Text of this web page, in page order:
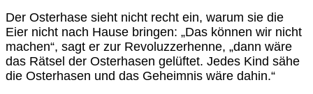
Der Osterhase sieht nicht recht ein, warum sie die
Eier nicht nach Hause bringen: „Das können wir nicht
machen“, sagt er zur Revoluzzerhenne, „dann wäre
das Rätsel der Osterhasen gelüftet. Jedes Kind sähe
die Osterhasen und das Geheimnis wäre dahin.“